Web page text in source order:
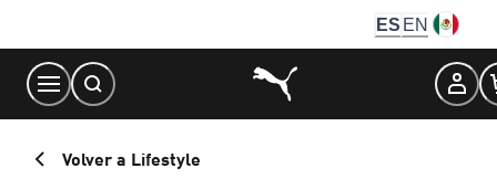
Content
ES EN
Volver a Lifestyle